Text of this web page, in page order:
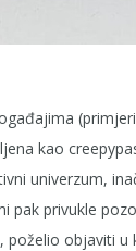
kao
univerzum,
pak privukle
objaviti u